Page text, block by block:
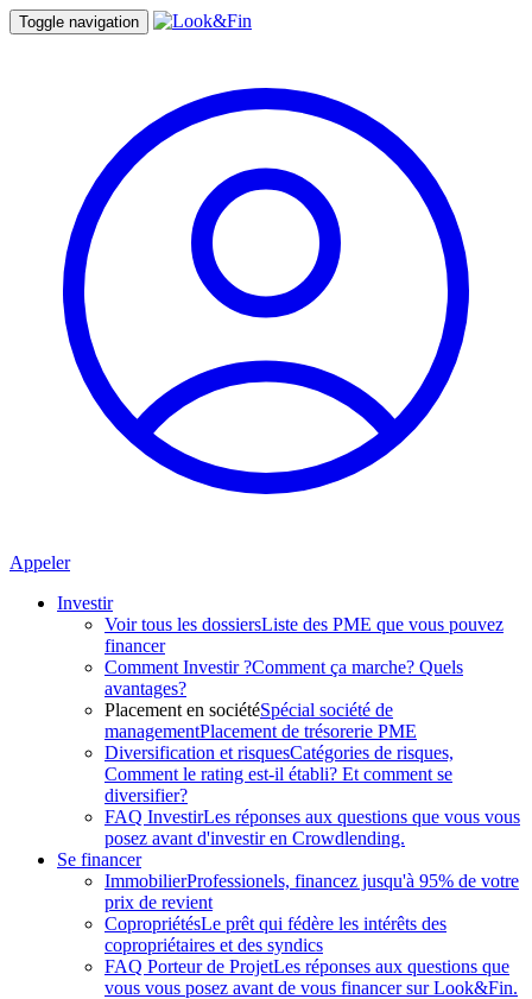
Toggle navigation
Appeler
Investir
Voir tous les dossiersListe des PME que vous pouvez
financer
Comment Investir ?Comment ça marche? Quels
avantages?
Placement en sociétéSpécial société de
managementPlacement de trésorerie PME
Diversification et risquesCatégories de risques,
Comment le rating est-il établi? Et comment se
diversifier?
FAQ InvestirLes réponses aux questions que vous vous
posez avant d'investir en Crowdlending.
Se financer
ImmobilierProfessionels, financez jusqu'à 95% de votre
prix de revient
CopropriétésLe prêt qui fédère les intérêts des
copropriétaires et des syndics
FAQ Porteur de ProjetLes réponses aux questions que
vous vous posez avant de vous financer sur Look&Fin.